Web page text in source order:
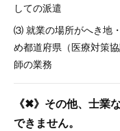
しての派遣
⑶ 就業の場所がへき地
め都道府県（医療対策
師の業務
《✖》その他、士業
できません。